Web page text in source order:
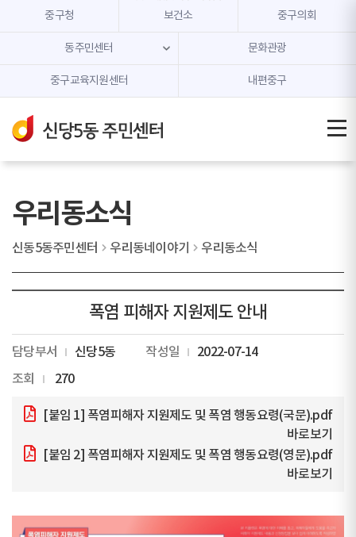
본문 내용 바로가기
주메뉴 바로가기
중구청 보건소 중구의회
동주민센터 문화관광
중구교육지원센터 내편중구
우리동소식
신동5동주민센터 우리동네이야기 우리동소식
폭염 피해자 지원제도 안내
담당부서 신당5동 작성일
2022-07-14
조회
270
[붙임 1] 폭염피해자 지원제도 및 폭염 행동요령(국문).pdf
바로보기
[붙임 2] 폭염피해자 지원제도 및 폭염 행동요령(영문).pdf
바로보기